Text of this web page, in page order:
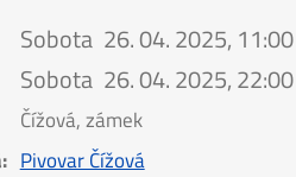
Sobota 26. 04. 2025, 11:00
Sobota 26. 04. 2025, 22:00
Čížová, zámek
Pivovar Čížová